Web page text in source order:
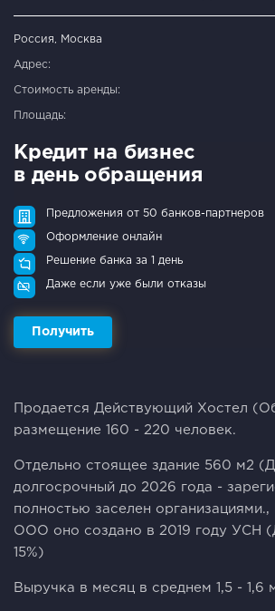
Россия, Москва
Адрес:
Стоимость аренды:
Площадь:
Кредит на бизнес
в день обращения
Предложения от 50 банков-партнеров
Оформление онлайн
Решение банка за 1 день
Даже если уже были отказы
Получить
Продается Действующий Хостел
размещение 160 - 220 человек.
Отдельно стоящее здание 560 м2
долгосрочный до 2026 года -
полностью заселен
ООО оно создано в 2019 году УСН
15%)
Выручка в месяц в среднем 1,5 - 1,6